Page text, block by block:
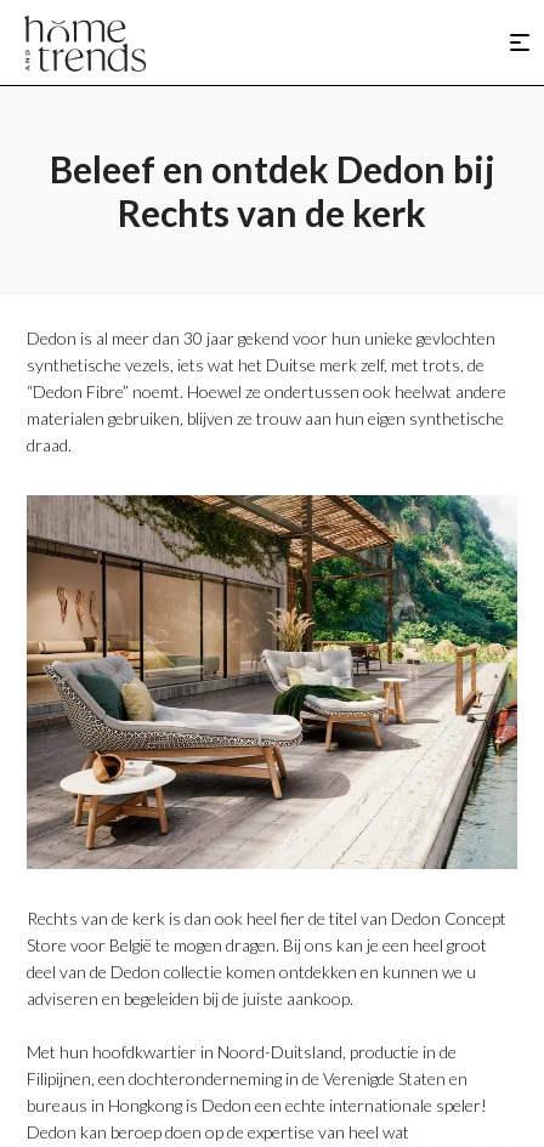
Beleef en ontdek Dedon bij
Rechts van de kerk
Dedon is al meer dan 30 jaar gekend voor hun unieke gevlochten
synthetische vezels, iets wat het Duitse merk zelf, met trots, de
“Dedon Fibre” noemt. Hoewel ze ondertussen ook heelwat andere
materialen gebruiken, blijven ze trouw aan hun eigen synthetische
draad.
Rechts van de kerk is dan ook heel fier de titel van Dedon Concept
Store voor België te mogen dragen. Bij ons kan je een heel groot
deel van de Dedon collectie komen ontdekken en kunnen we u
adviseren en begeleiden bij de juiste aankoop.
Met hun hoofdkwartier in Noord-Duitsland, productie in de
Filipijnen, een dochteronderneming in de Verenigde Staten en
bureaus in Hongkong is Dedon een echte internationale speler!
Dedon kan beroep doen op de expertise van heel wat